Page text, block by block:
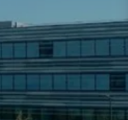
a retrouvé son niveau d’avant la
d’obtention...